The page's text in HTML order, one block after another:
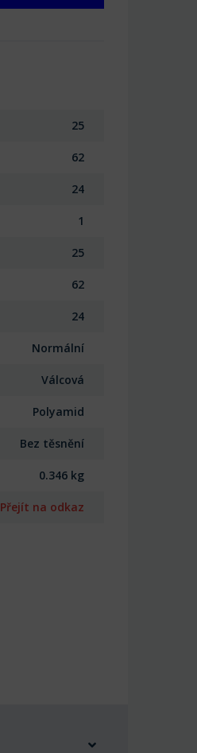
25
62
24
1
25
62
24
Normální
Válcová
Polyamid
Bez těsnění
0.346 kg
Přejít na odkaz